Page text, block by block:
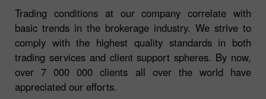
Trading conditions at our company correlate with
basic trends in the brokerage industry. We strive to
comply with the highest quality standards in both
trading services and client support spheres. By now,
over 7 000 000 clients all over the world have
appreciated our efforts.